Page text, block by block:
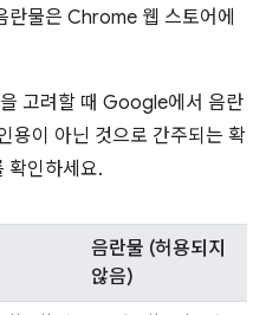
란물은 Chrome 웹 스토어에
고려할 때 Google에서 음란
용이 아닌 것으로 간주되는 확
확인하세요.
음란물 (허용되지
않음)